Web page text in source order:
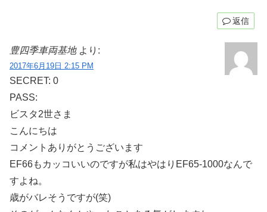
返信
豊四季車両基地 より:
2017年6月19日 2:15 PM
SECRET: 0
PASS:
ビスタ2世さま
こんにちは
コメントありがとうございます
EF66もカッコいいのですが私はやはりEF65-1000なんで
すよね。
歳がバレそうですが(笑)